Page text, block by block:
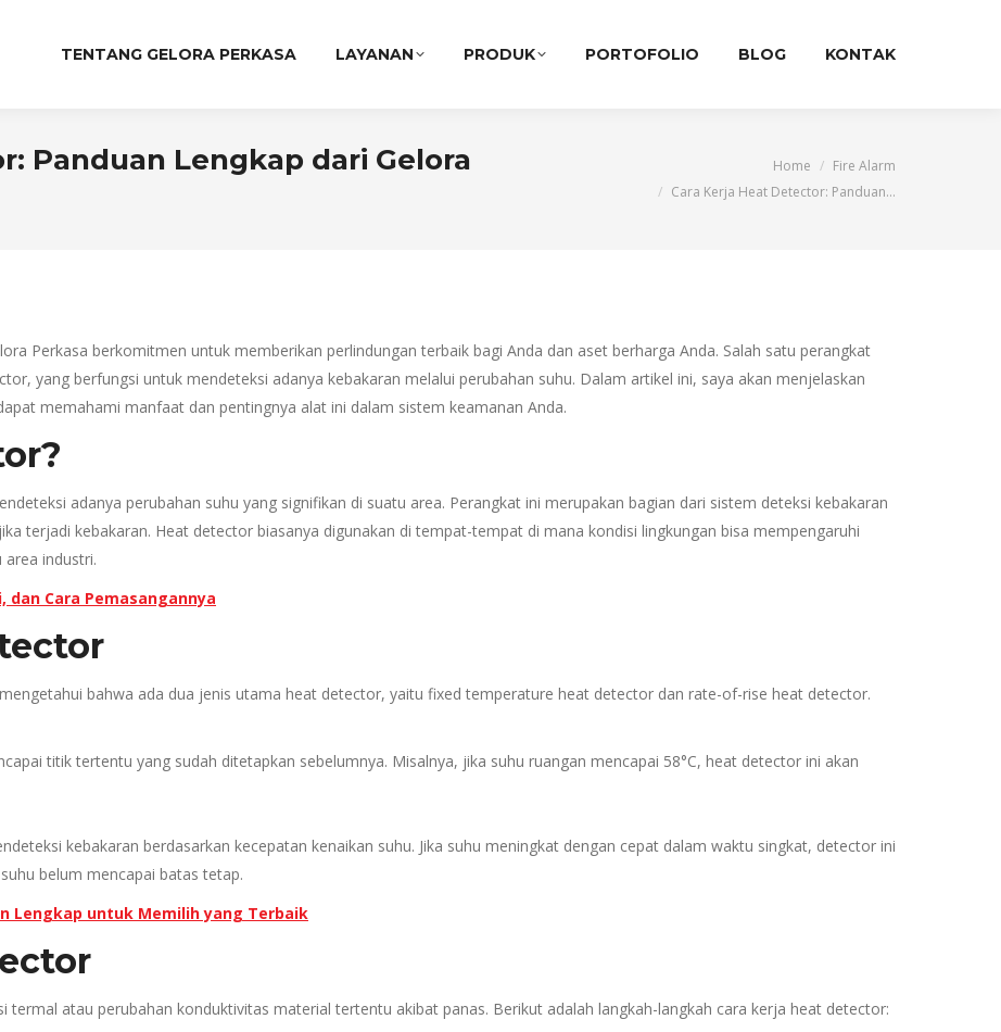
TENTANG GELORA PERKASA LAYANAN PRODUK PORTOFOLIO BLOG KONTAK
Panduan Lengkap dari Gelora
Home
Fire Alarm
Cara Kerja Heat Detector: Panduan…
Perkasa berkomitmen untuk memberikan perlindungan terbaik bagi Anda dan aset berharga Anda. Salah satu perangkat
yang berfungsi untuk mendeteksi adanya kebakaran melalui perubahan suhu. Dalam artikel ini, saya akan menjelaskan
memahami manfaat dan pentingnya alat ini dalam sistem keamanan Anda.
adanya perubahan suhu yang signifikan di suatu area. Perangkat ini merupakan bagian dari sistem deteksi kebakaran
terjadi kebakaran. Heat detector biasanya digunakan di tempat-tempat di mana kondisi lingkungan bisa mempengaruhi
industri.
Cara Pemasangannya
bahwa ada dua jenis utama heat detector, yaitu fixed temperature heat detector dan rate-of-rise heat detector.
titik tertentu yang sudah ditetapkan sebelumnya. Misalnya, jika suhu ruangan mencapai 58°C, heat detector ini akan
kebakaran berdasarkan kecepatan kenaikan suhu. Jika suhu meningkat dengan cepat dalam waktu singkat, detector ini
belum mencapai batas tetap.
Lengkap untuk Memilih yang Terbaik
termal atau perubahan konduktivitas material tertentu akibat panas. Berikut adalah langkah-langkah cara kerja heat detector: